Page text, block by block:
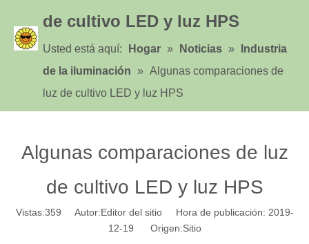
de cultivo LED y luz HPS
Usted está aquí: Hogar » Noticias »
Industria
de la iluminación
» Algunas comparaciones de
luz de cultivo LED y luz HPS
Algunas comparaciones de luz
de cultivo LED y luz HPS
Vistas:359 Autor:Editor del sitio Hora de publicación: 2019-
12-19 Origen:Sitio